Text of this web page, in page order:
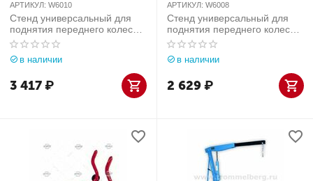
АРТИКУЛ: W6010
Стенд универсальный для
поднятия переднего колеса
мотоциклов Werther-OMA
(Италия) арт. W6010
в наличии
3 417₽
АРТИКУЛ: W6008
Стенд универсальный для
поднятия переднего колеса
мотоциклов Werther-OMA
(Италия) арт. W6008
в наличии
2 629₽